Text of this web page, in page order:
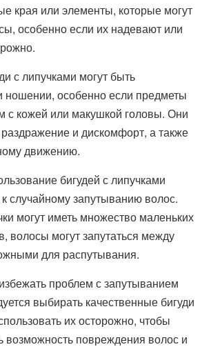
края или элементы, которые могут
особенно если их надевают или
с липучками могут быть
ношении, особенно если предметы
с кожей или макушкой головы. Они
и дискомфорт, а также
движению.
бигудей с липучками
случайному запутыванию волос.
могут иметь множество маленьких
волосы могут запутаться между
для распутывания.
проблем с запутыванием
выбирать качественные бигуди
их осторожно, чтобы
возможность повреждения волос и